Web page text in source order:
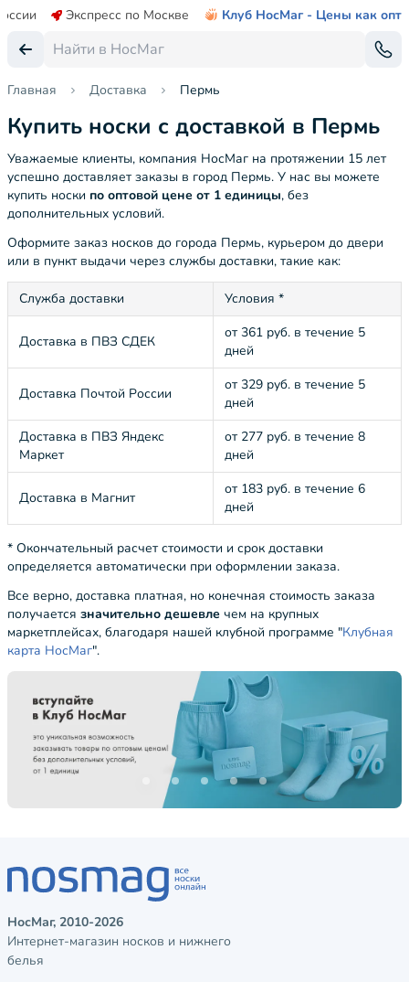
Экспресс по Москве Клуб НосМаг - Цены как опт
Главная Доставка Пермь
Купить носки с доставкой в Пермь
Уважаемые клиенты, компания НосМаг на протяжении 15 лет
успешно доставляет заказы в город Пермь. У нас вы можете
купить носки по оптовой цене от 1 единицы, без
дополнительных условий.
Оформите заказ носков до города Пермь, курьером до двери
или в пункт выдачи через службы доставки, такие как:
Служба доставки Условия *
Доставка в ПВЗ СДЕК
от 361 руб. в течение 5
дней
Доставка Почтой России
от 329 руб. в течение 5
дней
Доставка в ПВЗ Яндекс
Маркет
от 277 руб. в течение 8
дней
Доставка в Магнит
от 183 руб. в течение 6
дней
* Окончательный расчет стоимости и срок доставки
определяется автоматически при оформлении заказа.
Все верно, доставка платная, но конечная стоимость заказа
получается значительно дешевле чем на крупных
маркетплейсах, благодаря нашей клубной программе "Клубная
карта НосМаг".
НосМаг, 2010-2026
Интернет-магазин носков и нижнего
белья